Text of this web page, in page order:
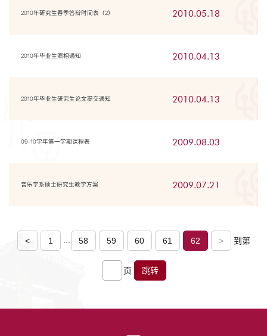
2010年研究生春季答辩时间表（2） 2010.05.18
2010年毕业生照相通知 2010.04.13
2010年毕业生研究生论文提交通知 2010.04.13
09-10学年第一学期课程表 2009.08.03
音乐学系硕士研究生教学方案 2009.07.21
< 1 58 59 60 61 62 > 到第
页 跳转